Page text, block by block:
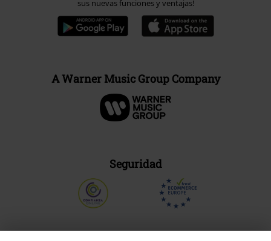
sus nuevas funciones y ventajas!
A Warner Music Group Company
Seguridad